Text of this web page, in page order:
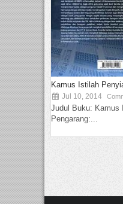
Kamus Istilah
Jul 10, 2014
Judul Buku: Kamus
Pengarang:...